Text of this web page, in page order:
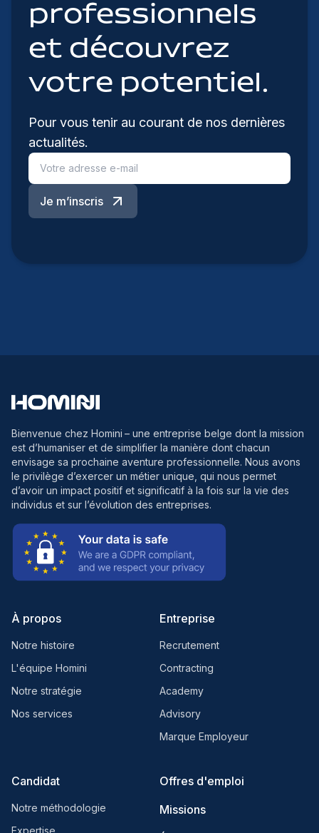
professionnels
et découvrez
votre potentiel.
Pour vous tenir au courant de nos dernières
actualités.
Je m’inscris
Bienvenue chez Homini – une entreprise belge dont la mission
est d’humaniser et de simplifier la manière dont chacun
envisage sa prochaine aventure professionnelle. Nous avons
le privilège d’exercer un métier unique, qui nous permet
d’avoir un impact positif et significatif à la fois sur la vie des
individus et sur l’évolution des entreprises.
À propos
Notre histoire
L'équipe Homini
Notre stratégie
Nos services
Entreprise
Recrutement
Contracting
Academy
Advisory
Marque Employeur
Candidat
Notre méthodologie
Expertise
Offres d'emploi
Missions